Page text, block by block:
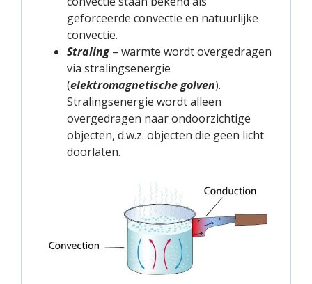
geforceerde convectie en natuurlijke
convectie.
Straling– warmte wordt overgedragen
via stralingsenergie
(elektromagnetische golven).
Stralingsenergie wordt alleen
overgedragen naar ondoorzichtige
objecten, d.w.z. objecten die geen licht
doorlaten.